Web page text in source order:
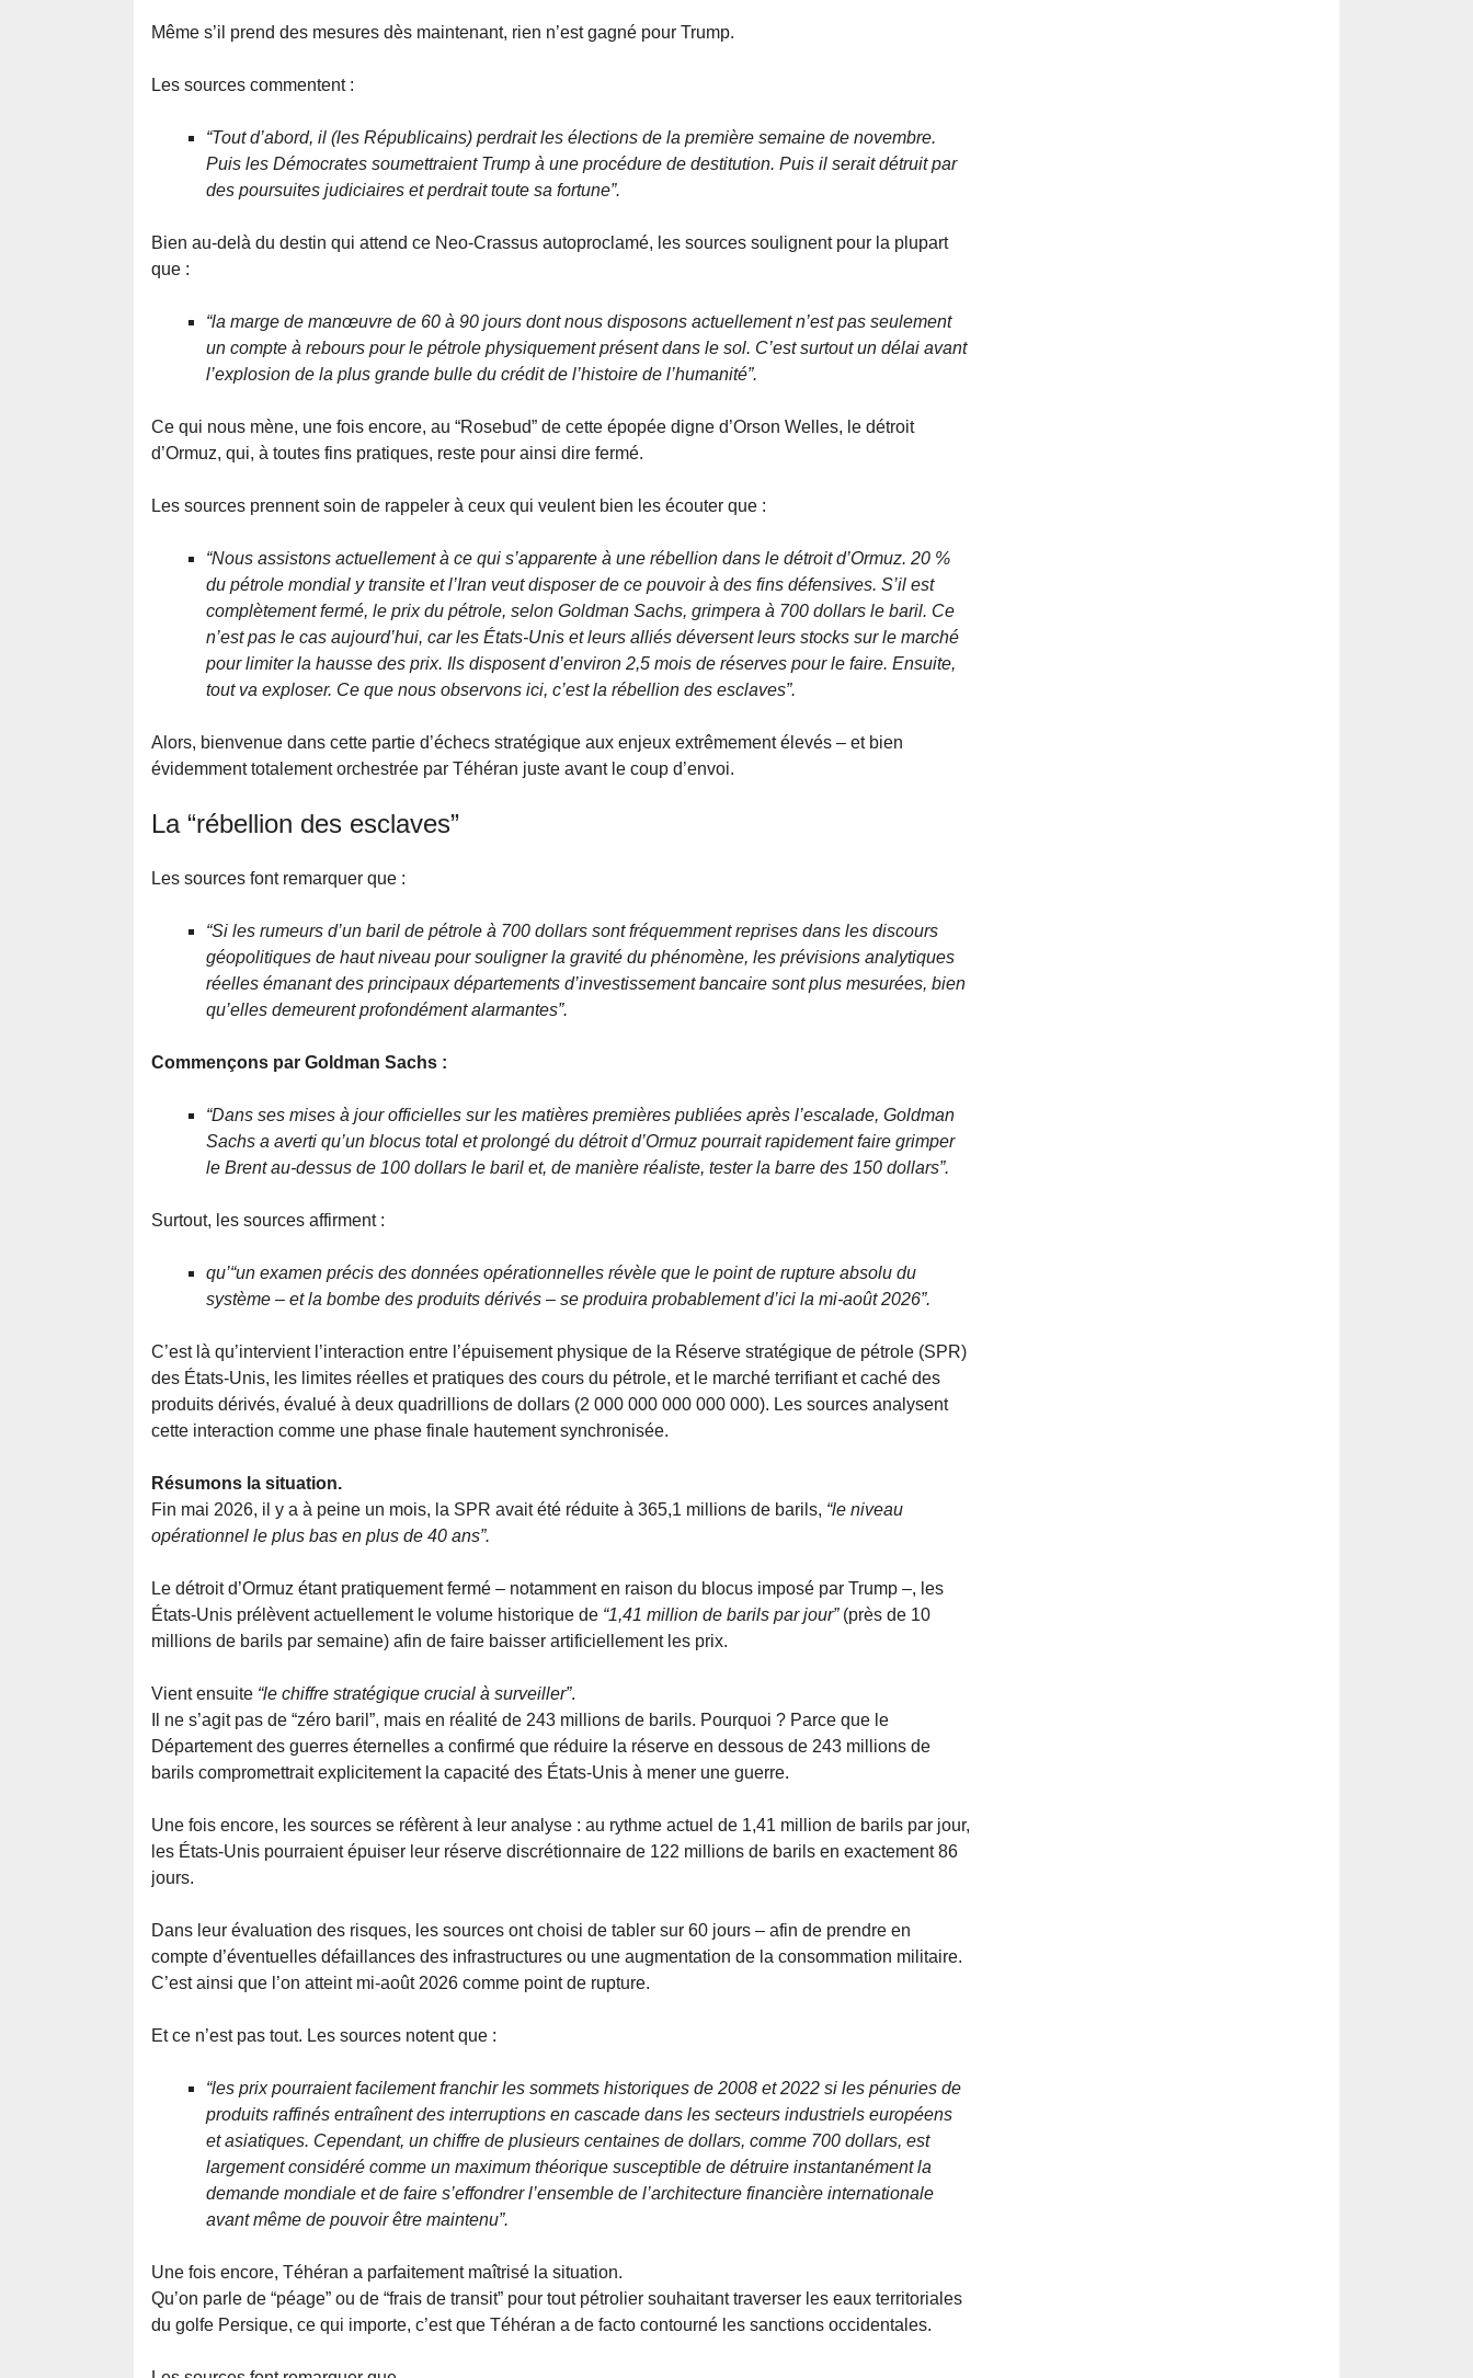
Même s’il prend des mesures dès maintenant, rien n’est gagné pour Trump.
Les sources commentent :
“Tout d’abord, il (les Républicains) perdrait les élections de la première semaine de novembre.
Puis les Démocrates soumettraient Trump à une procédure de destitution. Puis il serait détruit par
des poursuites judiciaires et perdrait toute sa fortune”.
Bien au-delà du destin qui attend ce Neo-Crassus autoproclamé, les sources soulignent pour la plupart
que :
“la marge de manœuvre de 60 à 90 jours dont nous disposons actuellement n’est pas seulement
un compte à rebours pour le pétrole physiquement présent dans le sol. C’est surtout un délai avant
l’explosion de la plus grande bulle du crédit de l’histoire de l’humanité”.
Ce qui nous mène, une fois encore, au “Rosebud” de cette épopée digne d’Orson Welles, le détroit
d’Ormuz, qui, à toutes fins pratiques, reste pour ainsi dire fermé.
Les sources prennent soin de rappeler à ceux qui veulent bien les écouter que :
“Nous assistons actuellement à ce qui s’apparente à une rébellion dans le détroit d’Ormuz. 20 %
du pétrole mondial y transite et l’Iran veut disposer de ce pouvoir à des fins défensives. S’il est
complètement fermé, le prix du pétrole, selon Goldman Sachs, grimpera à 700 dollars le baril. Ce
n’est pas le cas aujourd’hui, car les États-Unis et leurs alliés déversent leurs stocks sur le marché
pour limiter la hausse des prix. Ils disposent d’environ 2,5 mois de réserves pour le faire. Ensuite,
tout va exploser. Ce que nous observons ici, c’est la rébellion des esclaves”.
Alors, bienvenue dans cette partie d’échecs stratégique aux enjeux extrêmement élevés – et bien
évidemment totalement orchestrée par Téhéran juste avant le coup d’envoi.
La “rébellion des esclaves”
Les sources font remarquer que :
“Si les rumeurs d’un baril de pétrole à 700 dollars sont fréquemment reprises dans les discours
géopolitiques de haut niveau pour souligner la gravité du phénomène, les prévisions analytiques
réelles émanant des principaux départements d’investissement bancaire sont plus mesurées, bien
qu’elles demeurent profondément alarmantes”.
Commençons par Goldman Sachs :
“Dans ses mises à jour officielles sur les matières premières publiées après l’escalade, Goldman
Sachs a averti qu’un blocus total et prolongé du détroit d’Ormuz pourrait rapidement faire grimper
le Brent au-dessus de 100 dollars le baril et, de manière réaliste, tester la barre des 150 dollars”.
Surtout, les sources affirment :
qu’“un examen précis des données opérationnelles révèle que le point de rupture absolu du
système – et la bombe des produits dérivés – se produira probablement d’ici la mi-août 2026”.
C’est là qu’intervient l’interaction entre l’épuisement physique de la Réserve stratégique de pétrole (SPR)
des États-Unis, les limites réelles et pratiques des cours du pétrole, et le marché terrifiant et caché des
produits dérivés, évalué à deux quadrillions de dollars (2 000 000 000 000 000). Les sources analysent
cette interaction comme une phase finale hautement synchronisée.
Résumons la situation.
Fin mai 2026, il y a à peine un mois, la SPR avait été réduite à 365,1 millions de barils, “le niveau
opérationnel le plus bas en plus de 40 ans”.
Le détroit d’Ormuz étant pratiquement fermé – notamment en raison du blocus imposé par Trump –, les
États-Unis prélèvent actuellement le volume historique de “1,41 million de barils par jour” (près de 10
millions de barils par semaine) afin de faire baisser artificiellement les prix.
Vient ensuite “le chiffre stratégique crucial à surveiller”.
Il ne s’agit pas de “zéro baril”, mais en réalité de 243 millions de barils. Pourquoi ? Parce que le
Département des guerres éternelles a confirmé que réduire la réserve en dessous de 243 millions de
barils compromettrait explicitement la capacité des États-Unis à mener une guerre.
Une fois encore, les sources se réfèrent à leur analyse : au rythme actuel de 1,41 million de barils par jour,
les États-Unis pourraient épuiser leur réserve discrétionnaire de 122 millions de barils en exactement 86
jours.
Dans leur évaluation des risques, les sources ont choisi de tabler sur 60 jours – afin de prendre en
compte d’éventuelles défaillances des infrastructures ou une augmentation de la consommation militaire.
C’est ainsi que l’on atteint mi-août 2026 comme point de rupture.
Et ce n’est pas tout. Les sources notent que :
“les prix pourraient facilement franchir les sommets historiques de 2008 et 2022 si les pénuries de
produits raffinés entraînent des interruptions en cascade dans les secteurs industriels européens
et asiatiques. Cependant, un chiffre de plusieurs centaines de dollars, comme 700 dollars, est
largement considéré comme un maximum théorique susceptible de détruire instantanément la
demande mondiale et de faire s’effondrer l’ensemble de l’architecture financière internationale
avant même de pouvoir être maintenu”.
Une fois encore, Téhéran a parfaitement maîtrisé la situation.
Qu’on parle de “péage” ou de “frais de transit” pour tout pétrolier souhaitant traverser les eaux territoriales
du golfe Persique, ce qui importe, c’est que Téhéran a de facto contourné les sanctions occidentales.